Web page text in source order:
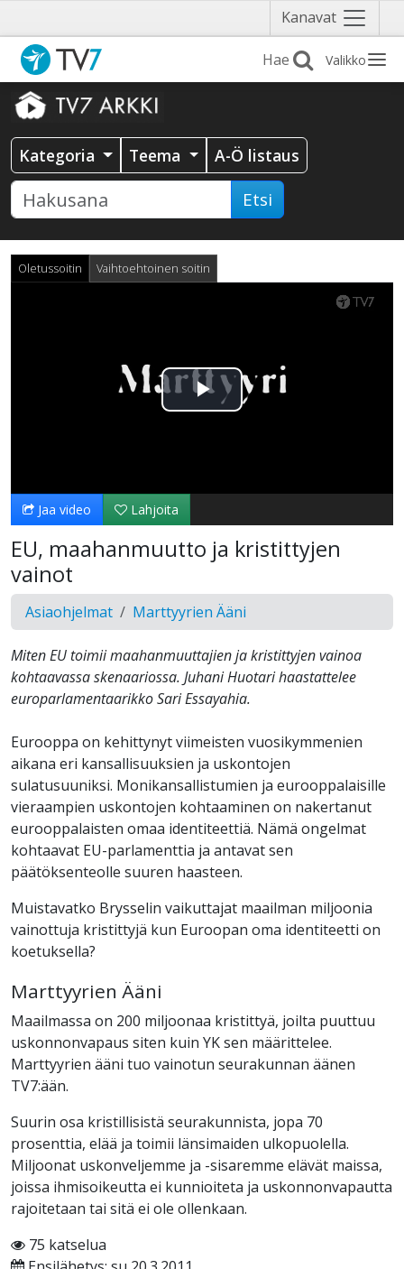
Kanavat Näytä
valikko
Valikko
Kategoria Teema A-Ö listaus
Etsi
Oletussoitin Vaihtoehtoinen soitin
Toista
Jaa video Lahjoita
EU, maahanmuutto ja kristittyjen
vainot
Asiaohjelmat Marttyyrien Ääni
Miten EU toimii maahanmuuttajien ja kristittyjen vainoa
kohtaavassa skenaariossa. Juhani Huotari haastattelee
europarlamentaarikko Sari Essayahia.
Eurooppa on kehittynyt viimeisten vuosikymmenien
aikana eri kansallisuuksien ja uskontojen
sulatusuuniksi. Monikansallistumien ja eurooppalaisille
vieraampien uskontojen kohtaaminen on nakertanut
eurooppalaisten omaa identiteettiä. Nämä ongelmat
kohtaavat EU-parlamenttia ja antavat sen
päätöksenteolle suuren haasteen.
Muistavatko Brysselin vaikuttajat maailman miljoonia
vainottuja kristittyjä kun Euroopan oma identiteetti on
koetuksella?
Marttyyrien Ääni
Maailmassa on 200 miljoonaa kristittyä, joilta puuttuu
uskonnonvapaus siten kuin YK sen määrittelee.
Marttyyrien ääni tuo vainotun seurakunnan äänen
TV7:ään.
Suurin osa kristillisistä seurakunnista, jopa 70
prosenttia, elää ja toimii länsimaiden ulkopuolella.
Miljoonat uskonveljemme ja -sisaremme elävät maissa,
joissa ihmisoikeutta ei kunnioiteta ja uskonnonvapautta
rajoitetaan tai sitä ei ole ollenkaan.
75 katselua